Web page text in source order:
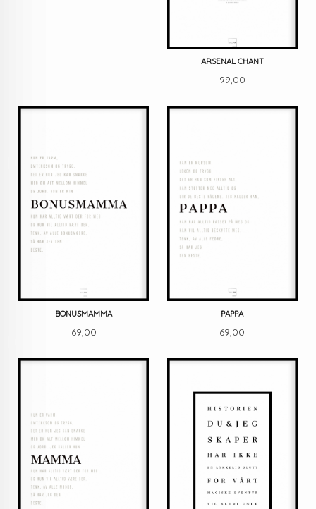
ARSENAL CHANT
Pris
99,00
BONUSMAMMA
Pris
69,00
PAPPA
Pris
69,00